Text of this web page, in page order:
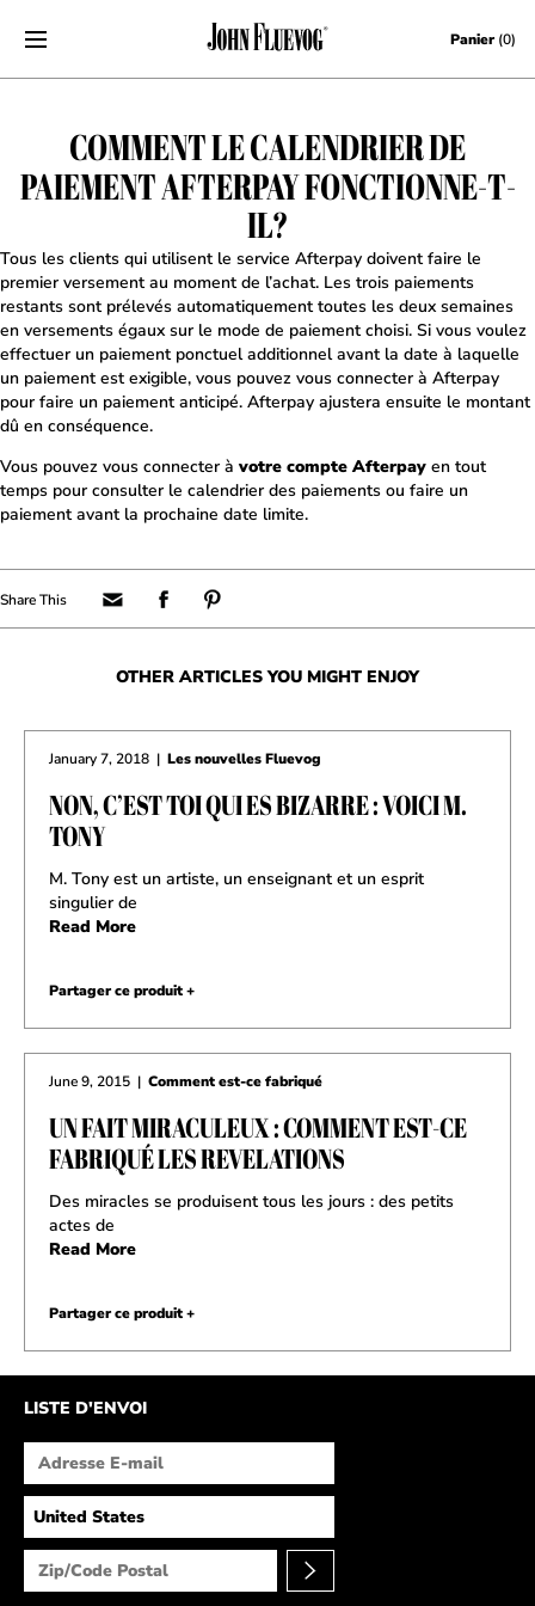
Skip to content Panier(0)
COMMENT LE CALENDRIER DE
PAIEMENT AFTERPAY FONCTIONNE-T-
IL?
Tous les clients qui utilisent le service Afterpay doivent faire le
premier versement au moment de l’achat. Les trois paiements
restants sont prélevés automatiquement toutes les deux semaines
en versements égaux sur le mode de paiement choisi. Si vous voulez
effectuer un paiement ponctuel additionnel avant la date à laquelle
un paiement est exigible, vous pouvez vous connecter à Afterpay
pour faire un paiement anticipé. Afterpay ajustera ensuite le montant
dû en conséquence.
Vous pouvez vous connecter à votre compte Afterpay en tout
temps pour consulter le calendrier des paiements ou faire un
paiement avant la prochaine date limite.
OTHER ARTICLES YOU MIGHT ENJOY
January 7, 2018 | Les nouvelles Fluevog
NON, C’EST TOI QUI ES BIZARRE : VOICI M.
TONY
M. Tony est un artiste, un enseignant et un esprit
singulier de
Read More
Partager ce produit +
June 9, 2015 | Comment est-ce fabriqué
UN FAIT MIRACULEUX : COMMENT EST-CE
FABRIQUÉ LES REVELATIONS
Des miracles se produisent tous les jours : des petits
actes de
Read More
Partager ce produit +
LISTE D'ENVOI